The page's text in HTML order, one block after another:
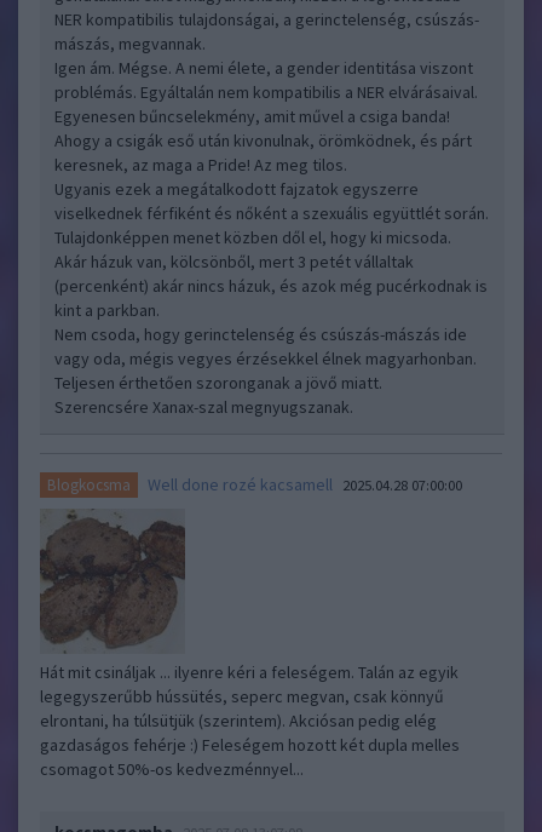
NER kompatibilis tulajdonságai, a gerinctelenség, csúszás-
mászás, megvannak.
Igen ám. Mégse. A nemi élete, a gender identitása viszont
problémás. Egyáltalán nem kompatibilis a NER elvárásaival.
Egyenesen bűncselekmény, amit művel a csiga banda!
Ahogy a csigák eső után kivonulnak, örömködnek, és párt
keresnek, az maga a Pride! Az meg tilos.
Ugyanis ezek a megátalkodott fajzatok egyszerre
viselkednek férfiként és nőként a szexuális együttlét során.
Tulajdonképpen menet közben dől el, hogy ki micsoda.
Akár házuk van, kölcsönből, mert 3 petét vállaltak
(percenként) akár nincs házuk, és azok még pucérkodnak is
kint a parkban.
Nem csoda, hogy gerinctelenség és csúszás-mászás ide
vagy oda, mégis vegyes érzésekkel élnek magyarhonban.
Teljesen érthetően szoronganak a jövő miatt.
Szerencsére Xanax-szal megnyugszanak.
Blogkocsma Well done rozé kacsamell 2025.04.28 07:00:00
Hát mit csináljak ... ilyenre kéri a feleségem. Talán az egyik
legegyszerűbb hússütés, seperc megvan, csak könnyű
elrontani, ha túlsütjük (szerintem). Akciósan pedig elég
gazdaságos fehérje :) Feleségem hozott két dupla melles
csomagot 50%-os kedvezménnyel...